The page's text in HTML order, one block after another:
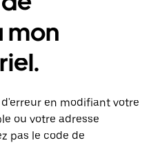
mon
en modifiant votre
ou votre adresse
pas le code de